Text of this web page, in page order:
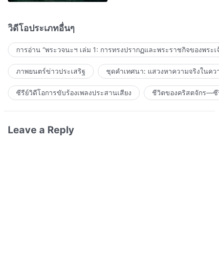
วิดีโอประเภทอื่นๆ
การอ่าน “พระวจนะฯ เล่ม 1: การทรงปรากฏและพระราชกิจของพระเ
ภาพยนตร์ข่าวประเสริฐ ชุดคำเทศนา: แสวงหาความจริงในคว
ซีรีย์วิดีโอการขับร้องเพลงประสานเสียง ชีวิตของคริสตจักร—ซี
Leave a Reply